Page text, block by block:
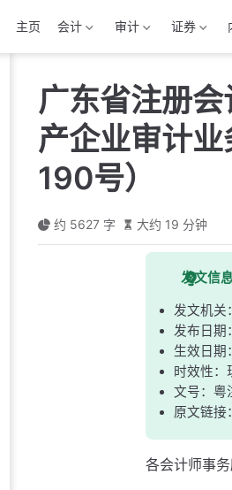
主页 会计 审计 证券
广东省注册
产企业审计
190号）
约 5627 字 大约 19 分钟
发文信
发文机关
发布日期
生效日
时效性：
文号：粤
原文链接：
各会计师事务